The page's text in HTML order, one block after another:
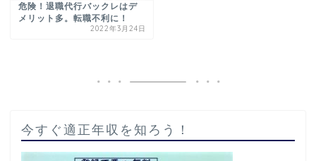
危険！退職代行バックレはデ
メリット多。転職不利に！
2022年3月24日
今すぐ適正年収を知ろう！